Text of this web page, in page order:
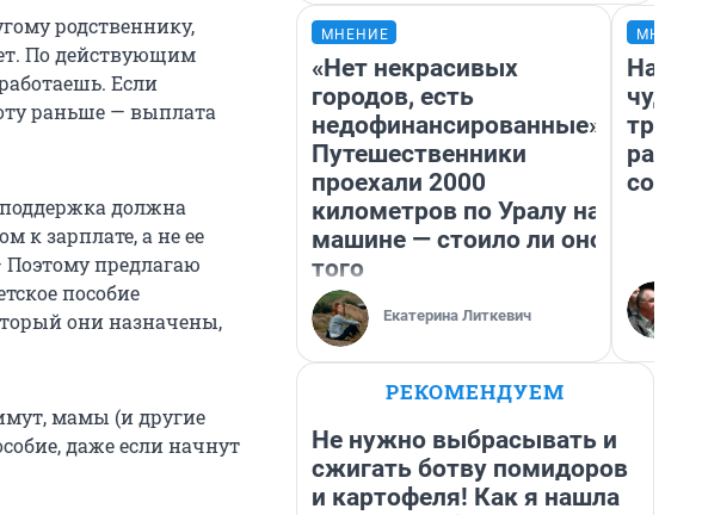
родственнику,
По действующим
Если
раньше — выплата
должна
к зарплате, а не ее
предлагаю
пособие
они назначены,
мамы (и другие
даже если начнут
МНЕНИЕ
«Нет некрасивых
городов, есть
недофинансированные».
Путешественники
проехали 2000
километров по Уралу на
машине — стоило ли оно
того
Екатерина Литкевич
РЕКОМЕНДУЕМ
Не нужно выбрасывать и
сжигать ботву помидоров
и картофеля! Как я нашла